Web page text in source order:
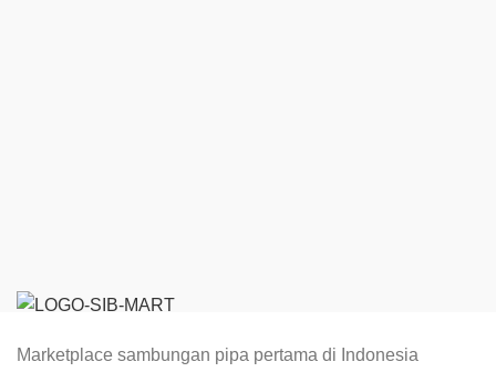
Marketplace sambungan pipa pertama di Indonesia